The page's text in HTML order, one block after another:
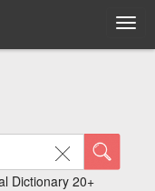
Dictionary 20+